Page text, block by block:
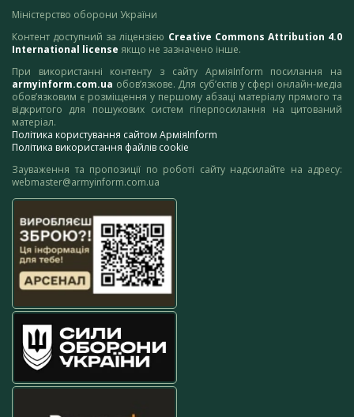
Міністерство оборони України
Контент доступний за ліцензією Creative Commons Attribution 4.0
International license якщо не зазначено інше.
При використанні контенту з сайту АрміяInform посилання на
armyinform.com.ua обов’язкове. Для суб’єктів у сфері онлайн-медіа
обов’язковим є розміщення у першому абзаці матеріалу прямого та
відкритого для пошукових систем гіперпосилання на цитований
матеріал.
Політика користування сайтом АрміяInform
Політика використання файлів cookie
Зауваження та пропозиції по роботі сайту надсилайте на адресу:
webmaster@armyinform.com.ua